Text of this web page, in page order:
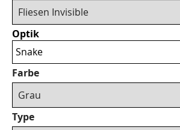
Optik
Snake
Farbe
Type